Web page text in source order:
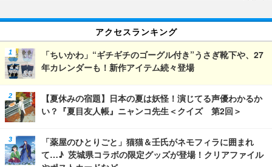
アクセスランキング
「ちいかわ」“ギチギチのゴーグル付き”うさぎ靴下や、27
年カレンダーも！新作アイテム続々登場
【夏休みの宿題】日本の夏は妖怪！演じてる声優わかるか
い？『夏目友人帳』ニャンコ先生＜クイズ 第2回＞
「薬屋のひとりごと」猫猫＆壬氏がネモフィラに囲まれ
て…♪ 茨城県コラボの限定グッズが登場！クリアファイル